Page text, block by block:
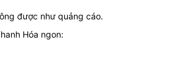
được như quảng cáo.
Hóa ngon: